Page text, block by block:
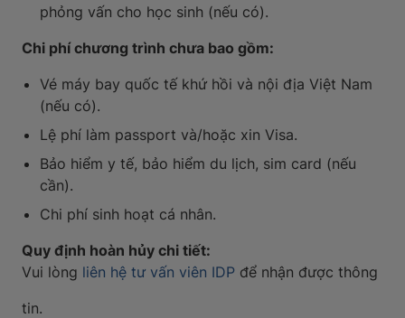
phỏng vấn cho học sinh (nếu có).
Chi phí chương trình chưa bao gồm:
Vé máy bay quốc tế khứ hồi và nội địa Việt Nam
(nếu có).
Lệ phí làm passport và/hoặc xin Visa.
Bảo hiểm y tế, bảo hiểm du lịch, sim card (nếu
cần).
Chi phí sinh hoạt cá nhân.
Quy định hoàn hủy chi tiết:
Vui lòng liên hệ tư vấn viên IDP để nhận được thông
tin.